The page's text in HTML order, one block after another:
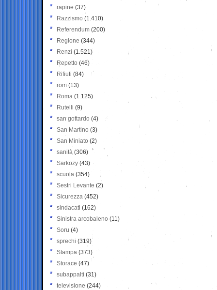
rapine (37)
Razzismo (1.410)
Referendum (200)
Regione (344)
Renzi (1.521)
Repetto (46)
Rifiuti (84)
rom (13)
Roma (1.125)
Rutelli (9)
san gottardo (4)
San Martino (3)
San Miniato (2)
sanità (306)
Sarkozy (43)
scuola (354)
Sestri Levante (2)
Sicurezza (452)
sindacati (162)
Sinistra arcobaleno (11)
Soru (4)
sprechi (319)
Stampa (373)
Storace (47)
subappalti (31)
televisione(244)